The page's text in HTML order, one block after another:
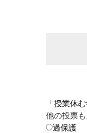
「授業休
他の投票
過保護